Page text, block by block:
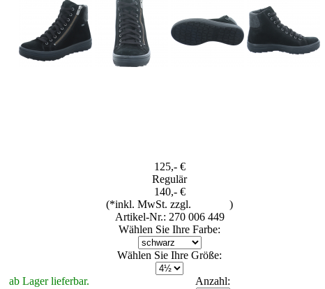
125,- €
Regulär
140,- €
(*inkl. MwSt. zzgl.
)
Artikel-Nr.: 270 006 449
Wählen Sie Ihre Farbe:
Wählen Sie Ihre Größe:
ab Lager lieferbar.
Anzahl: